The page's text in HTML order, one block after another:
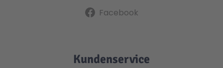
Facebook
Kundenservice